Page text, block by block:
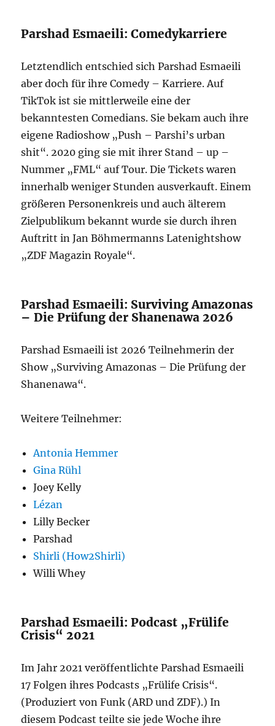
Parshad Esmaeili: Comedykarriere
Letztendlich entschied sich Parshad Esmaeili
aber doch für ihre Comedy – Karriere. Auf
TikTok ist sie mittlerweile eine der
bekanntesten Comedians. Sie bekam auch ihre
eigene Radioshow „Push – Parshi’s urban
shit“. 2020 ging sie mit ihrer Stand – up –
Nummer „FML“ auf Tour. Die Tickets waren
innerhalb weniger Stunden ausverkauft. Einem
größeren Personenkreis und auch älterem
Zielpublikum bekannt wurde sie durch ihren
Auftritt in Jan Böhmermanns Latenightshow
„ZDF Magazin Royale“.
Parshad Esmaeili: Surviving Amazonas
– Die Prüfung der Shanenawa 2026
Parshad Esmaeili ist 2026 Teilnehmerin der
Show „Surviving Amazonas – Die Prüfung der
Shanenawa“.
Weitere Teilnehmer:
Antonia Hemmer
Gina Rühl
Joey Kelly
Lézan
Lilly Becker
Parshad
Shirli (How2Shirli)
Willi Whey
Parshad Esmaeili: Podcast „Frülife
Crisis“ 2021
Im Jahr 2021 veröffentlichte Parshad Esmaeili
17 Folgen ihres Podcasts „Frülife Crisis“.
(Produziert von Funk (ARD und ZDF).) In
diesem Podcast teilte sie jede Woche ihre